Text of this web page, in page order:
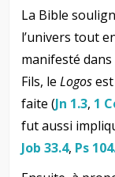
La Bible
l’univers tout
manifesté
Fils, le Logos
faite (Jn 1.3, 1
fut aussi
Job 33.4, Ps